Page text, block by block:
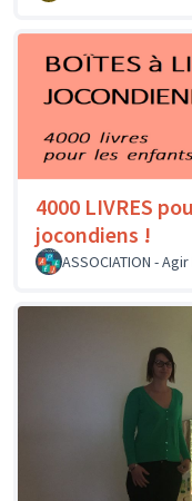
4000 LIVRES
jocondiens !
ASSOCIATION -